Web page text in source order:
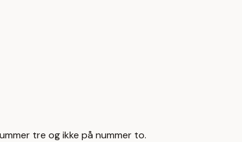
tre og ikke på nummer to.